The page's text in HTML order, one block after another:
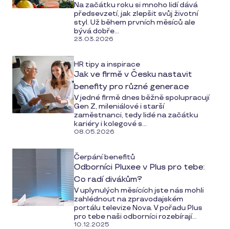
Na začátku roku si mnoho lidí dává
předsevzetí, jak zlepšit svůj životní
styl. Už během prvních měsíců ale
bývá dobře...
23.03.2026
HR tipy a inspirace
Jak ve firmě v Česku nastavit
benefity pro různé generace
V jedné firmě dnes běžně spolupracují
Gen Z, mileniálové i starší
zaměstnanci, tedy lidé na začátku
kariéry i kolegové s...
08.05.2026
Čerpání benefitů
Odborníci Pluxee v Plus pro tebe:
Co radí divákům?
V uplynulých měsících jste nás mohli
zahlédnout na zpravodajském
portálu televize Nova. V pořadu Plus
pro tebe naši odborníci rozebírají...
10.12.2025